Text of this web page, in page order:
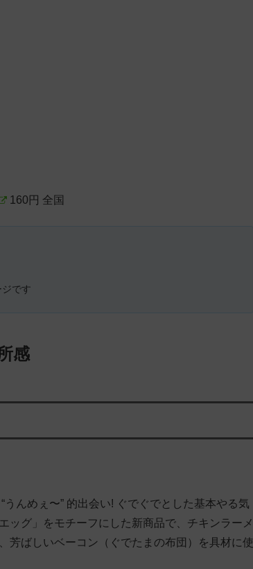
160円 全国
です
感
んめぇ〜” 的出会い! ぐでぐでとした基本やる気
ッグ」をモチーフにした新商品で、チキンラーメ
芳ばしいベーコン（ぐでたまの布団）を具材に使